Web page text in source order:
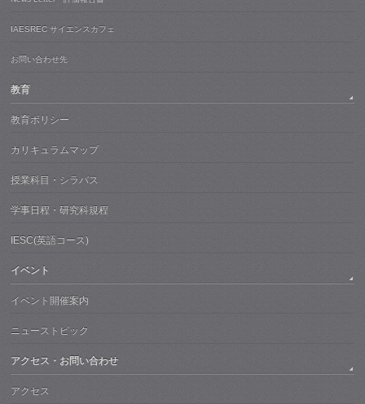
IAESREC サイエンスカフェ
お問い合わせ先
教育
教育ポリシー
カリキュラムマップ
授業科目・シラバス
学事日程・研究科規程
IESC(英語コース)
イベント
イベント開催案内
ニューストピック
アクセス・お問い合わせ
アクセス